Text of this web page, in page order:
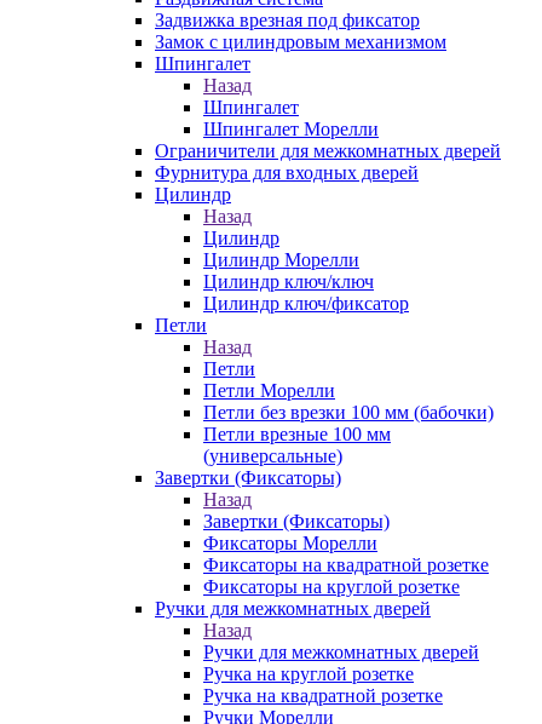
Задвижка врезная под фиксатор
Замок с цилиндровым механизмом
Шпингалет
Назад
Шпингалет
Шпингалет Морелли
Ограничители для межкомнатных дверей
Фурнитура для входных дверей
Цилиндр
Назад
Цилиндр
Цилиндр Морелли
Цилиндр ключ/ключ
Цилиндр ключ/фиксатор
Петли
Назад
Петли
Петли Морелли
Петли без врезки 100 мм (бабочки)
Петли врезные 100 мм
(универсальные)
Завертки (Фиксаторы)
Назад
Завертки (Фиксаторы)
Фиксаторы Морелли
Фиксаторы на квадратной розетке
Фиксаторы на круглой розетке
Ручки для межкомнатных дверей
Назад
Ручки для межкомнатных дверей
Ручка на круглой розетке
Ручка на квадратной розетке
Ручки Морелли